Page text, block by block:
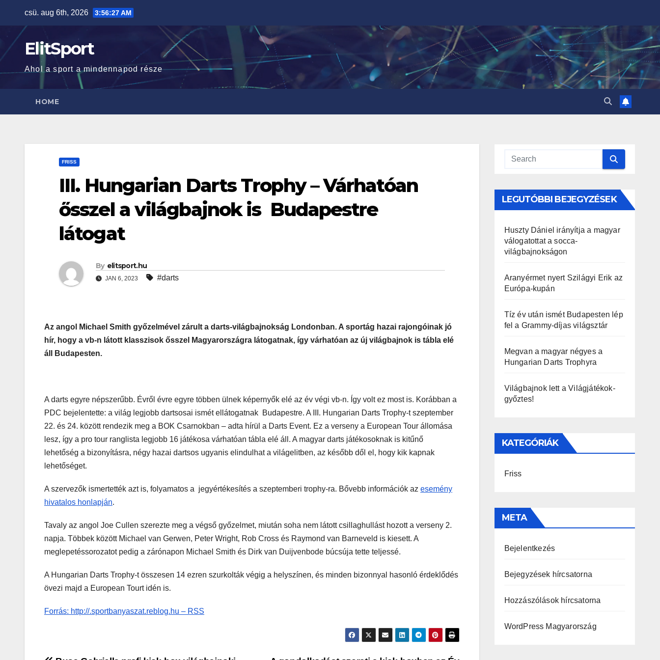
content
csü. aug 6th, 2026 3:56:27 AM
ElitSport
Ahol a sport a mindennapod része
HOME
FRISS
III. Hungarian Darts Trophy – Várhatóan
ősszel a világbajnok is Budapestre
látogat
By elitsport.hu
JAN 6, 2023 #darts
Az angol Michael Smith győzelmével zárult a darts-világbajnokság Londonban. A sportág hazai rajongóinak jó
hír, hogy a vb-n látott klasszisok ősszel Magyarországra látogatnak, így várhatóan az új világbajnok is tábla elé
áll Budapesten.
A darts egyre népszerűbb. Évről évre egyre többen ülnek képernyők elé az év végi vb-n. Így volt ez most is. Korábban a
PDC bejelentette: a világ legjobb dartsosai ismét ellátogatnak Budapestre. A III. Hungarian Darts Trophy-t szeptember
22. és 24. között rendezik meg a BOK Csarnokban – adta hírül a Darts Event. Ez a verseny a European Tour állomása
lesz, így a pro tour ranglista legjobb 16 játékosa várhatóan tábla elé áll. A magyar darts játékosoknak is kitűnő
lehetőség a bizonyításra, négy hazai dartsos ugyanis elindulhat a világelitben, az később dől el, hogy kik kapnak
lehetőséget.
A szervezők ismertették azt is, folyamatos a jegyértékesítés a szeptemberi trophy-ra. Bővebb információk az esemény
hivatalos honlapján.
Tavaly az angol Joe Cullen szerezte meg a végső győzelmet, miután soha nem látott csillaghullást hozott a verseny 2.
napja. Többek között Michael van Gerwen, Peter Wright, Rob Cross és Raymond van Barneveld is kiesett. A
meglepetéssorozatot pedig a zárónapon Michael Smith és Dirk van Duijvenbode búcsúja tette teljessé.
A Hungarian Darts Trophy-t összesen 14 ezren szurkolták végig a helyszínen, és minden bizonnyal hasonló érdeklődés
övezi majd a European Tourt idén is.
Forrás: http://.sportbanyaszat.reblog.hu – RSS
LEGUTÓBBI BEJEGYZÉSEK
Huszty Dániel irányítja a magyar
válogatottat a socca-
világbajnokságon
Aranyérmet nyert Szilágyi Erik az
Európa-kupán
Tíz év után ismét Budapesten lép
fel a Grammy-díjas világsztár
Megvan a magyar négyes a
Hungarian Darts Trophyra
Világbajnok lett a Világjátékok-
győztes!
KATEGÓRIÁK
Friss
META
Bejelentkezés
Bejegyzések hírcsatorna
Hozzászólások hírcsatorna
WordPress Magyarország